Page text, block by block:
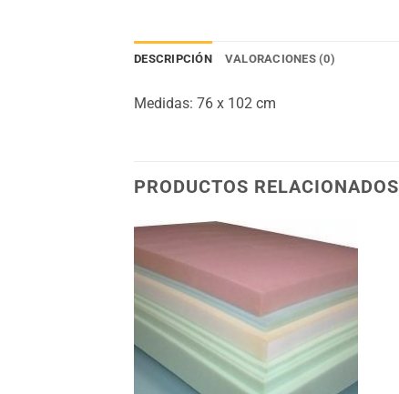
DESCRIPCIÓN VALORACIONES (0)
Medidas: 76 x 102 cm
PRODUCTOS RELACIONADOS